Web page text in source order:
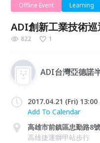
Offline Event Learning
ADI創新工業技術
822 1
ADI台灣亞德諾
2017.04.21 (Fri)
Add To Calendar
高雄市前鎮區忠勤路8
高雄捷運獅甲站步行